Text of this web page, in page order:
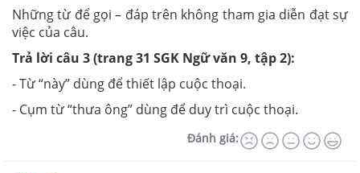
Những từ để gọi – đáp trên không tham gia diễn đạt sự
việc của câu.
Trả lời câu 3 (trang 31 SGK Ngữ văn 9, tập 2):
- Từ “này” dùng để thiết lập cuộc thoại.
- Cụm từ “thưa ông” dùng để duy trì cuộc thoại.
Đánh giá: